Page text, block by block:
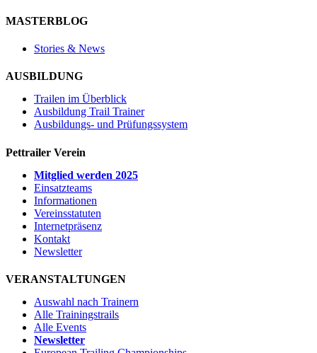
MASTERBLOG
Stories & News
AUSBILDUNG
Trailen im Überblick
Ausbildung Trail Trainer
Ausbildungs- und Prüfungssystem
Pettrailer Verein
Mitglied werden 2025
Einsatzteams
Informationen
Vereinsstatuten
Internetpräsenz
Kontakt
Newsletter
VERANSTALTUNGEN
Auswahl nach Trainern
Alle Trainingstrails
Alle Events
Newsletter